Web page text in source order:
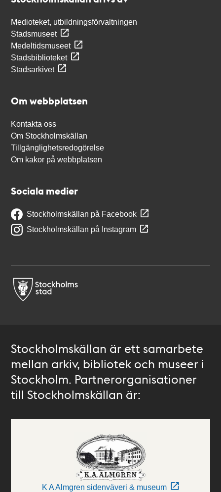
Medioteket, utbildningsförvaltningen
Stadsmuseet
Medeltidsmuseet
Stadsbiblioteket
Stadsarkivet
Om webbplatsen
Kontakta oss
Om Stockholmskällan
Tillgänglighetsredogörelse
Om kakor på webbplatsen
Sociala medier
Stockholmskällan på Facebook
Stockholmskällan på Instagram
Stockholmskällan är ett samarbete
mellan arkiv, bibliotek och museer i
Stockholm. Partnerorganisationer
till Stockholmskällan är:
K A Almgren sidenväveri & museum